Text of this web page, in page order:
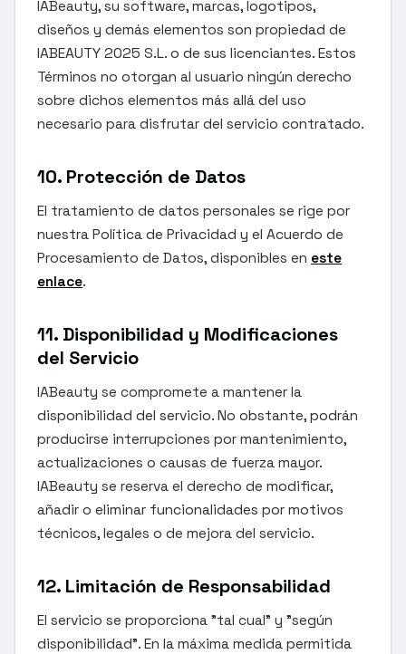
IABeauty, su software, marcas, logotipos,
diseños y demás elementos son propiedad de
IABEAUTY 2025 S.L. o de sus licenciantes. Estos
Términos no otorgan al usuario ningún derecho
sobre dichos elementos más allá del uso
necesario para disfrutar del servicio contratado.
10. Protección de Datos
El tratamiento de datos personales se rige por
nuestra Política de Privacidad y el Acuerdo de
Procesamiento de Datos, disponibles en este
enlace.
11. Disponibilidad y Modificaciones
del Servicio
IABeauty se compromete a mantener la
disponibilidad del servicio. No obstante, podrán
producirse interrupciones por mantenimiento,
actualizaciones o causas de fuerza mayor.
IABeauty se reserva el derecho de modificar,
añadir o eliminar funcionalidades por motivos
técnicos, legales o de mejora del servicio.
12. Limitación de Responsabilidad
El servicio se proporciona "tal cual" y "según
disponibilidad". En la máxima medida permitida